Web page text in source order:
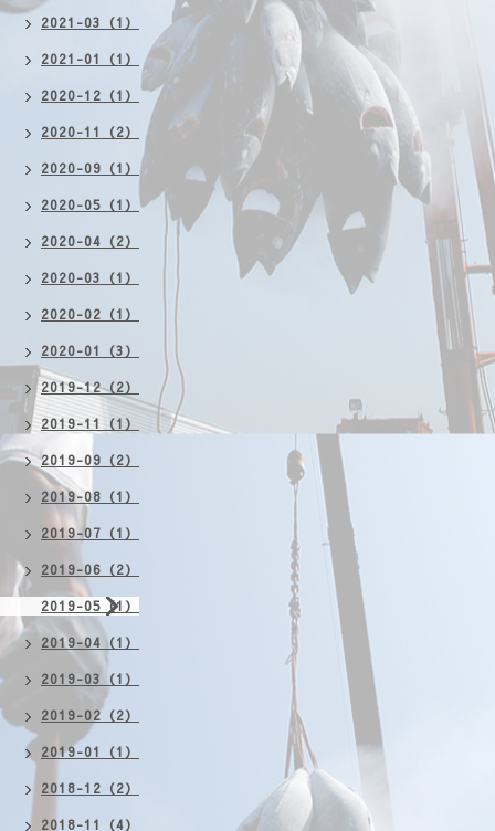
2021-03（1）
2021-01（1）
2020-12（1）
2020-11（2）
2020-09（1）
2020-05（1）
2020-04（2）
2020-03（1）
2020-02（1）
2020-01（3）
2019-12（2）
2019-11（1）
2019-09（2）
2019-08（1）
2019-07（1）
2019-06（2）
2019-05（1）
2019-04（1）
2019-03（1）
2019-02（2）
2019-01（1）
2018-12（2）
2018-11（4）